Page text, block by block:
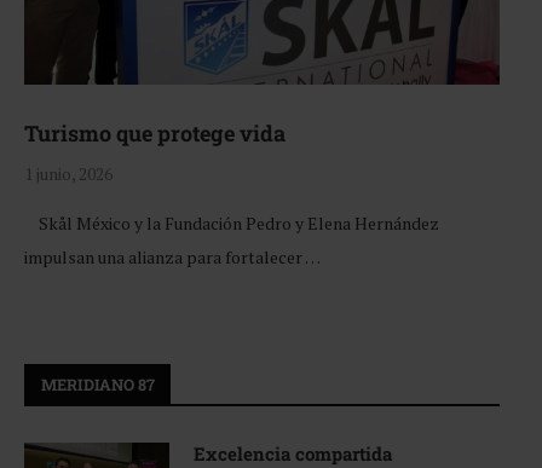
Turismo que protege vida
1 junio, 2026
Skål México y la Fundación Pedro y Elena Hernández
impulsan una alianza para fortalecer …
MERIDIANO 87
Excelencia compartida